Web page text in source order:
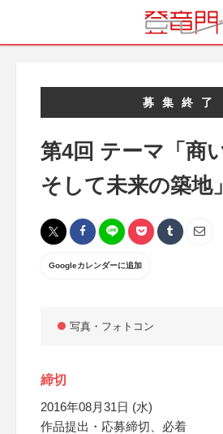
募集終了
第4回 テーマ「商
そして未来の築地」
Googleカレンダーに追加
写真・フォトコン
締切
2016年08月31日 (水)
作品提出・応募締切、必着